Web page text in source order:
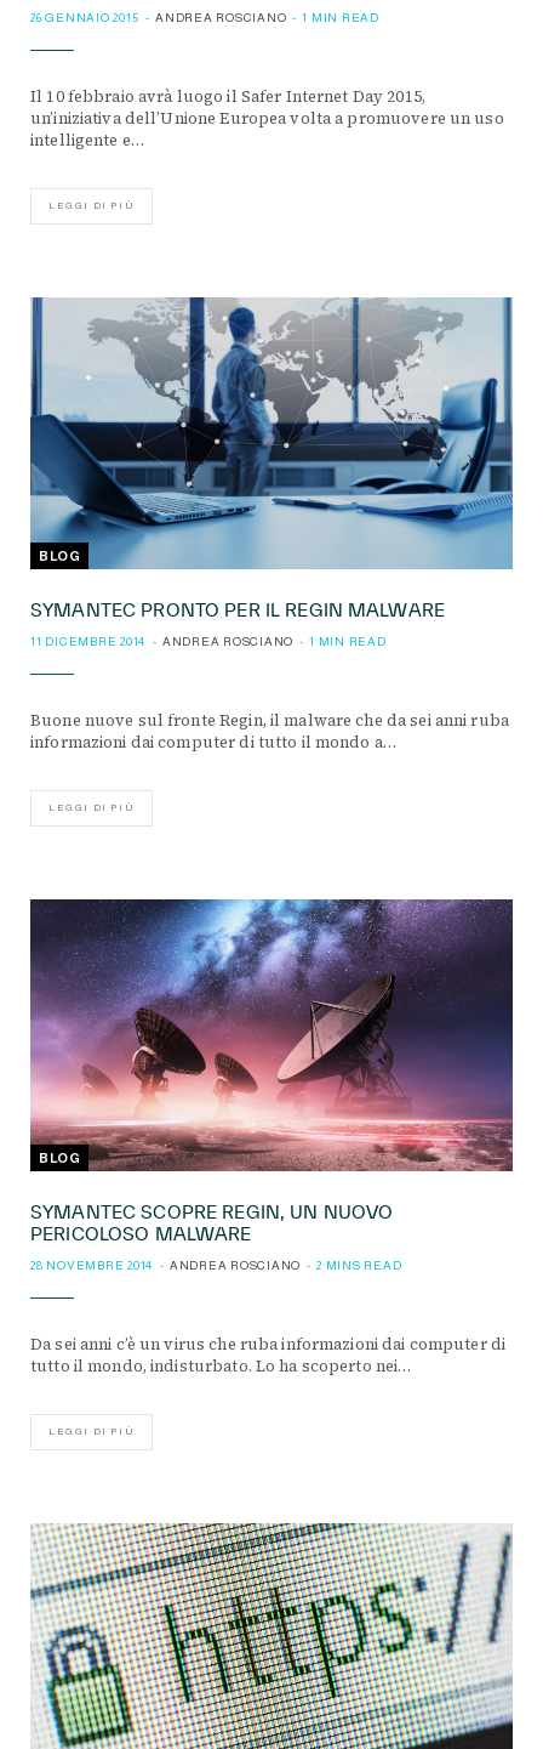
26 GENNAIO 2015 ANDREA ROSCIANO 1 MIN READ
Il 10 febbraio avrà luogo il Safer Internet Day 2015,
un’iniziativa dell’Unione Europea volta a promuovere un uso
intelligente e…
LEGGI DI PIÙ
BLOG
SYMANTEC PRONTO PER IL REGIN MALWARE
11 DICEMBRE 2014 ANDREA ROSCIANO 1 MIN READ
Buone nuove sul fronte Regin, il malware che da sei anni ruba
informazioni dai computer di tutto il mondo a…
LEGGI DI PIÙ
BLOG
SYMANTEC SCOPRE REGIN, UN NUOVO
PERICOLOSO MALWARE
28 NOVEMBRE 2014 ANDREA ROSCIANO 2 MINS READ
Da sei anni c’è un virus che ruba informazioni dai computer di
tutto il mondo, indisturbato. Lo ha scoperto nei…
LEGGI DI PIÙ